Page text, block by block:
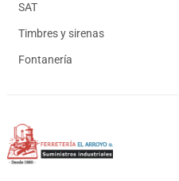
SAT
Timbres y sirenas
Fontanería